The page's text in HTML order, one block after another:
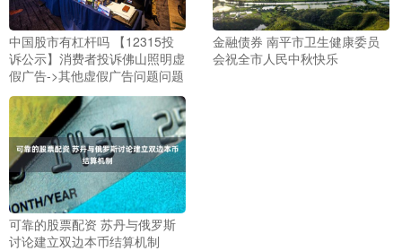
中国股市有杠杆吗 【12315投
诉公示】消费者投诉佛山照明虚
假广告->其他虚假广告问题问题
金融债券 南平市卫生健康委员
会祝全市人民中秋快乐
可靠的股票配资 苏丹与俄罗斯
讨论建立双边本币结算机制